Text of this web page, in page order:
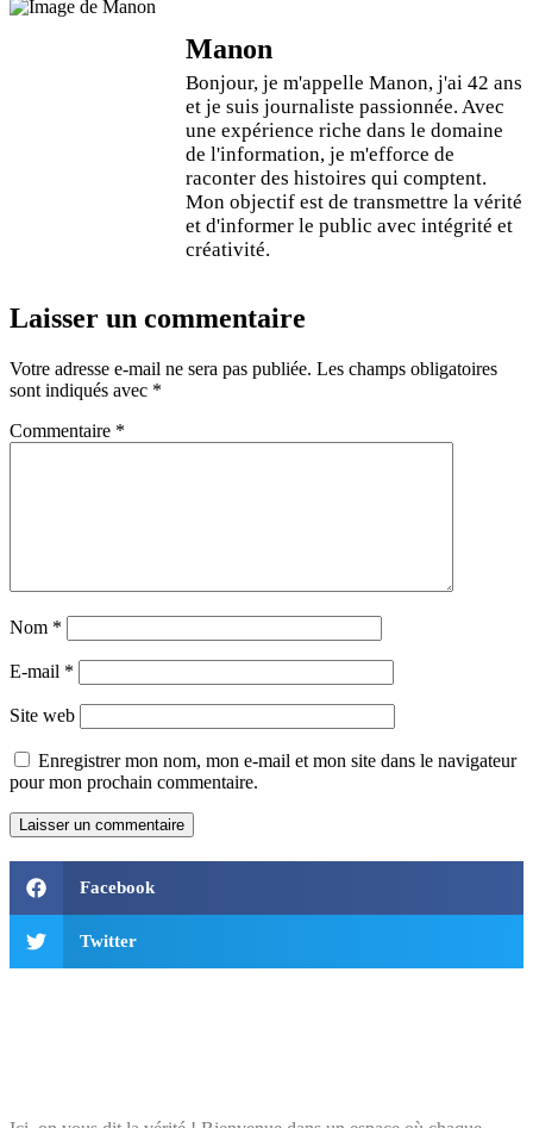
Manon
Bonjour, je m'appelle Manon, j'ai 42 ans
et je suis journaliste passionnée. Avec
une expérience riche dans le domaine
de l'information, je m'efforce de
raconter des histoires qui comptent.
Mon objectif est de transmettre la vérité
et d'informer le public avec intégrité et
créativité.
Laisser un commentaire
Votre adresse e-mail ne sera pas publiée. Les champs obligatoires
sont indiqués avec *
Commentaire *
Nom *
E-mail *
Site web
Enregistrer mon nom, mon e-mail et mon site dans le navigateur
pour mon prochain commentaire.
Facebook
Twitter